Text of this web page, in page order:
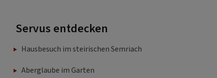
Servus entdecken
Hausbesuch im steirischen Semriach
Aberglaube im Garten